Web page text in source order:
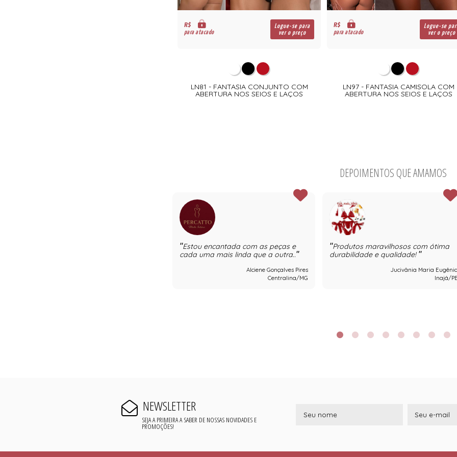
R$
para atacado
Logue-se para
ver o preço
LN81 - FANTASIA CONJUNTO COM
ABERTURA NOS SEIOS E LAÇOS
R$
para atacado
Logue-se
ver o preço
LN97 - FANTASIA CAMISOLA COM
ABERTURA NOS SEIOS E LAÇOS
DEPOIMENTOS QUE AMAMOS
Estou encantada com as peças e
cada uma mais linda que a outra..
Alciene Gonçalves Pires
Centralina/MG
Produtos maravilhosos com ótima
durabilidade e qualidade!
Jucivânia Maria
Inajá/
NEWSLETTER
SEJA A PRIMEIRA A SABER DE NOSSAS NOVIDADES E
PROMOÇÕES!